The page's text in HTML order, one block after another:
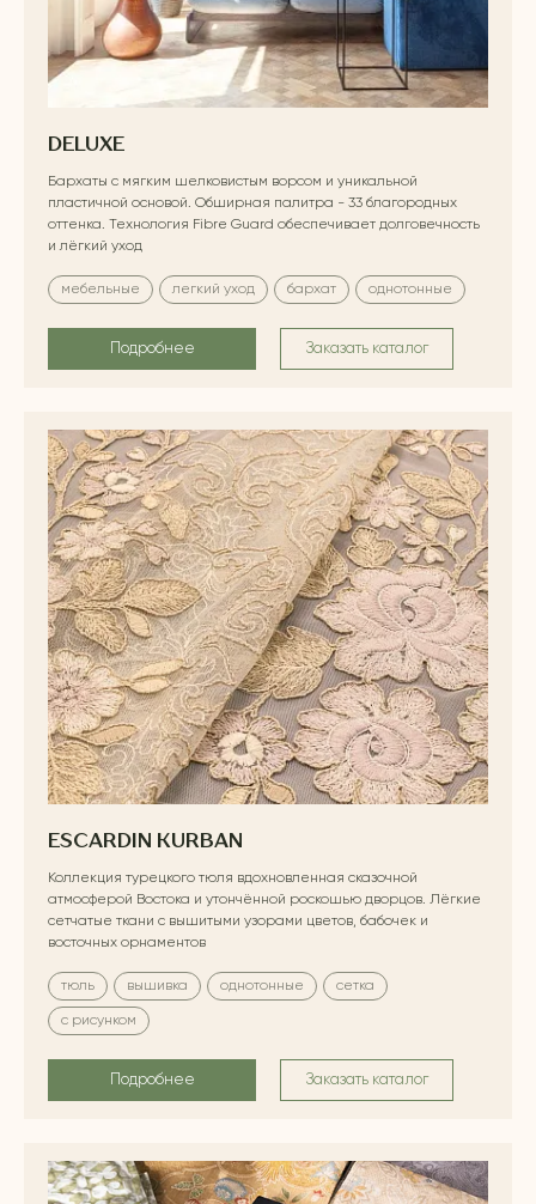
DELUXE
Бархаты с мягким шелковистым ворсом и уникальной
пластичной основой. Обширная палитра - 33 благородных
оттенка. Технология Fibre Guard обеспечивает долговечность
и лёгкий уход
мебельные легкий уход бархат однотонные
Подробнее Заказать каталог
ESCARDIN KURBAN
Коллекция турецкого тюля вдохновленная сказочной
атмосферой Востока и утончённой роскошью дворцов. Лёгкие
сетчатые ткани с вышитыми узорами цветов, бабочек и
восточных орнаментов
тюль вышивка однотонные сетка
с рисунком
Подробнее Заказать каталог